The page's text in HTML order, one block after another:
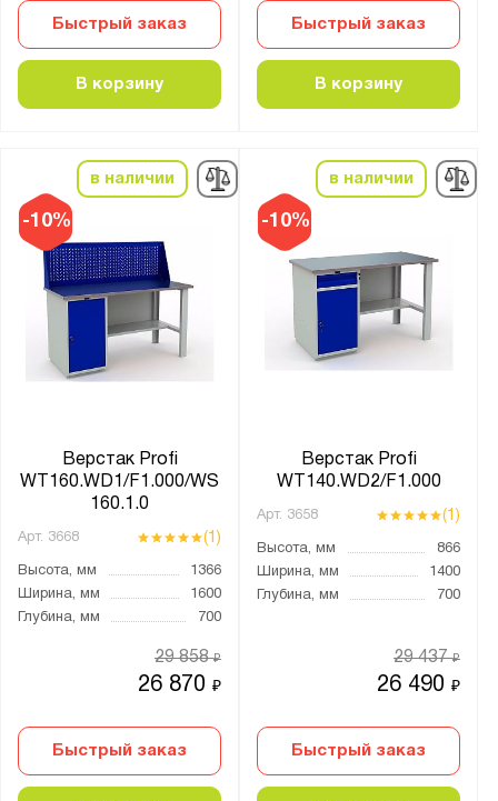
Быстрый заказ
В корзину
Быстрый заказ
В корзину
-10%
в наличии
Верстак Profi
WT160.WD1/F1.000/WS
160.1.0
Арт. 3668 (1)
Высота, мм
1366
Ширина, мм
1600
Глубина, мм
700
26 870₽
29 858₽
Быстрый заказ
-10%
в наличии
Верстак Profi
WT140.WD2/F1.000
Арт. 3658 (1)
Высота, мм
866
Ширина, мм
1400
Глубина, мм
700
26 490₽
29 437₽
Быстрый заказ
Практик
Серия:
21 серия
41.I
41.Б
41.БК2
41.Бу
41.ГР
41.Л
41.СД
41.СЛ
41.УПБ
41А.БП